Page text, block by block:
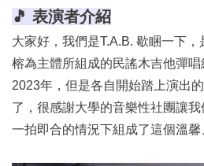
🎵 表演者介紹
大家好，我們是T.A.B. 歇睏一下
榕為主體所組成的民謠木吉他彈
2023年，但是各自開始踏上演出
了，很感謝大學的音樂性社團讓
一拍即合的情況下組成了這個溫馨